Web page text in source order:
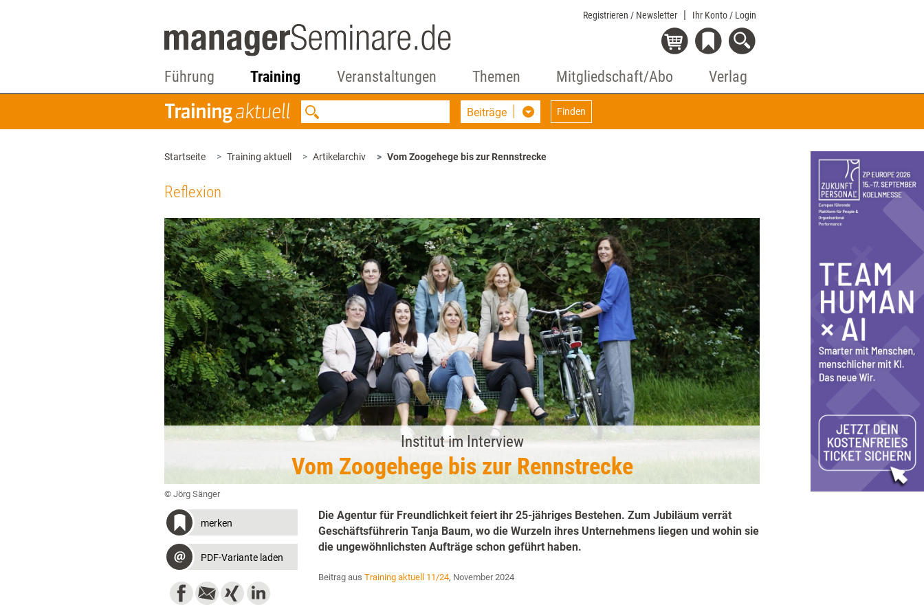
Registrieren / Newsletter Ihr Konto / Login
Führung Training Veranstaltungen Themen Mitgliedschaft/Abo Verlag
Beiträge Finden
Startseite Training aktuell Artikelarchiv Vom Zoogehege bis zur Rennstrecke
Reflexion
Institut im Interview
Vom Zoogehege bis zur Rennstrecke
© Jörg Sänger
merken
PDF-Variante laden
Die Agentur für Freundlichkeit feiert ihr 25-jähriges Bestehen. Zum Jubiläum verrät
Geschäftsführerin Tanja Baum, wo die Wurzeln ihres Unternehmens liegen und wohin sie
die ungewöhnlichsten Aufträge schon geführt haben.
Beitrag aus Training aktuell 11/24, November 2024